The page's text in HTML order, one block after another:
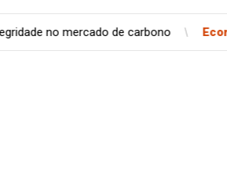
de carbono Economia